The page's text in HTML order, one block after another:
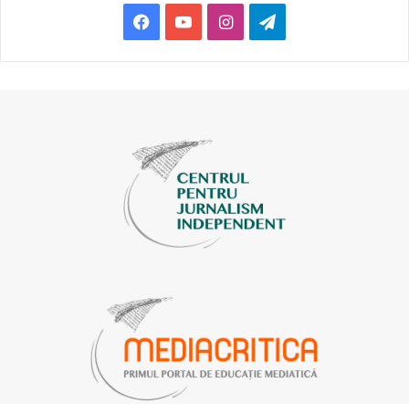
s-a respectat dreptul, li s-a oferit dreptul la replică”, a spus
Mariana Rață. Potrivit ei, în urma acestor explicații, mai
multe cereri nu ajung pe masa magistraților.
Și directorul de programe de la Jurnal TV,
remarcat un număr mare de dosare în care sunt atrași
jurnaliști de investigație, inclusiv postul lor de televiziune.
„Sunt reminiscențele fostelor guvernări. Din păcate,
această strategie aplicată în trecut încă nu a dispărut. Ea
judecătorii se fac părtași, iar asta este regretabil, chiar
dacă vorbim foarte mult despre reforma justiției”, a spus
Managerul de proiect de la NewsMaker,
Facebook
YouTubeInstagramTelegram